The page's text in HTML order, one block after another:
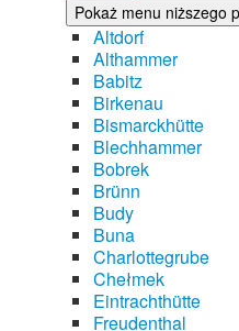
Pokaż menu niższego
Altdorf
Althammer
Babitz
Birkenau
Bismarckhütte
Blechhammer
Bobrek
Brünn
Budy
Buna
Charlottegrube
Chełmek
Eintrachthütte
Freudenthal